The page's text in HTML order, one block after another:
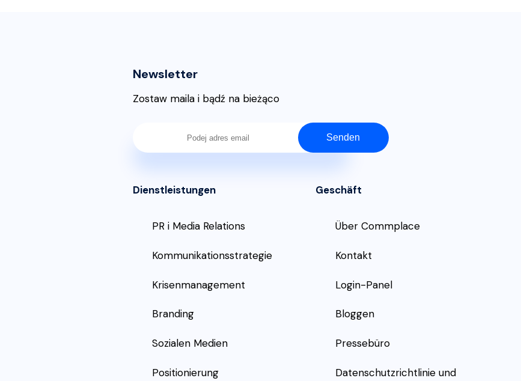
Newsletter
Zostaw maila i bądź na bieżąco
Senden
Dienstleistungen
PR i Media Relations
Kommunikationsstrategie
Krisenmanagement
Branding
Sozialen Medien
Positionierung
Geschäft
Über Commplace
Kontakt
Login-Panel
Bloggen
Pressebüro
Datenschutzrichtlinie und